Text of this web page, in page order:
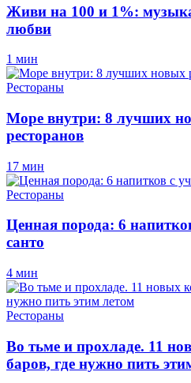
Живи на 100 и 1%:
любви
1 мин
Рестораны
Море внутри: 8 лучших
ресторанов
17 мин
Рестораны
Ценная порода: 6
санто
4 мин
Рестораны
Во тьме и прохладе. 11
баров, где нужно пить